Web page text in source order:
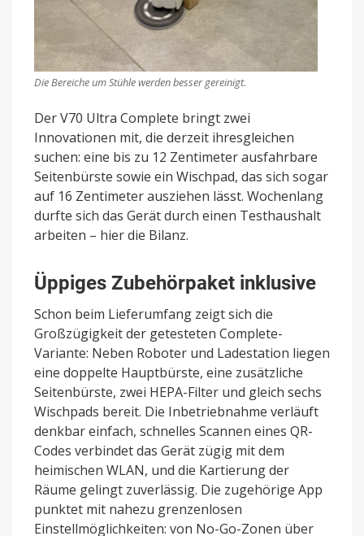
Die Bereiche um Stühle werden besser gereinigt.
Der V70 Ultra Complete bringt zwei
Innovationen mit, die derzeit ihresgleichen
suchen: eine bis zu 12 Zentimeter ausfahrbare
Seitenbürste sowie ein Wischpad, das sich sogar
auf 16 Zentimeter ausziehen lässt. Wochenlang
durfte sich das Gerät durch einen Testhaushalt
arbeiten – hier die Bilanz.
Üppiges Zubehörpaket inklusive
Schon beim Lieferumfang zeigt sich die
Großzügigkeit der getesteten Complete-
Variante: Neben Roboter und Ladestation liegen
eine doppelte Hauptbürste, eine zusätzliche
Seitenbürste, zwei HEPA-Filter und gleich sechs
Wischpads bereit. Die Inbetriebnahme verläuft
denkbar einfach, schnelles Scannen eines QR-
Codes verbindet das Gerät zügig mit dem
heimischen WLAN, und die Kartierung der
Räume gelingt zuverlässig. Die zugehörige App
punktet mit nahezu grenzenlosen
Einstellmöglichkeiten: von No-Go-Zonen über